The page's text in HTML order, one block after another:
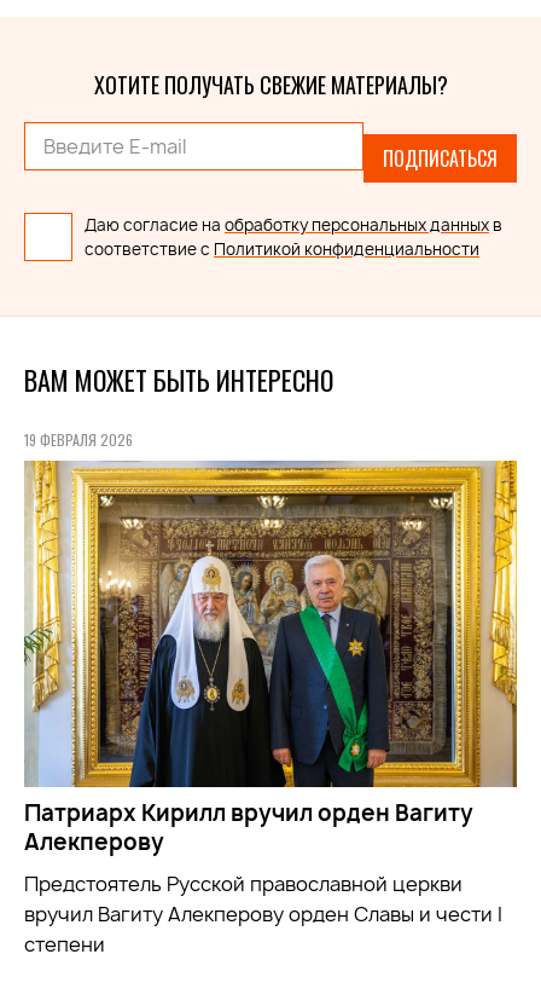
ХОТИТЕ ПОЛУЧАТЬ СВЕЖИЕ МАТЕРИАЛЫ?
ПОДПИСАТЬСЯ
Даю согласие на обработку персональных данных в
соответствие с Политикой конфиденциальности
ВАМ МОЖЕТ БЫТЬ ИНТЕРЕСНО
19 ФЕВРАЛЯ 2026
Патриарх Кирилл вручил орден Вагиту
Алекперову
Предстоятель Русской православной церкви
вручил Вагиту Алекперову орден Славы и чести I
степени